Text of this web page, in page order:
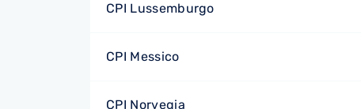
CPI Lussemburgo
CPI Messico
CPI Norvegia